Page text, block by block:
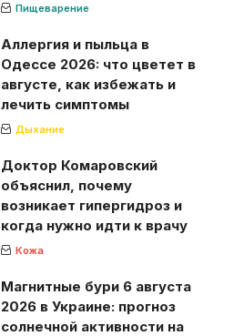
Пищеварение
Аллергия и пыльца в
Одессе 2026: что цветет в
августе, как избежать и
лечить симптомы
Дыхание
Доктор Комаровский
объяснил, почему
возникает гипергидроз и
когда нужно идти к врачу
Кожа
Магнитные бури 6 августа
2026 в Украине: прогноз
солнечной активности на